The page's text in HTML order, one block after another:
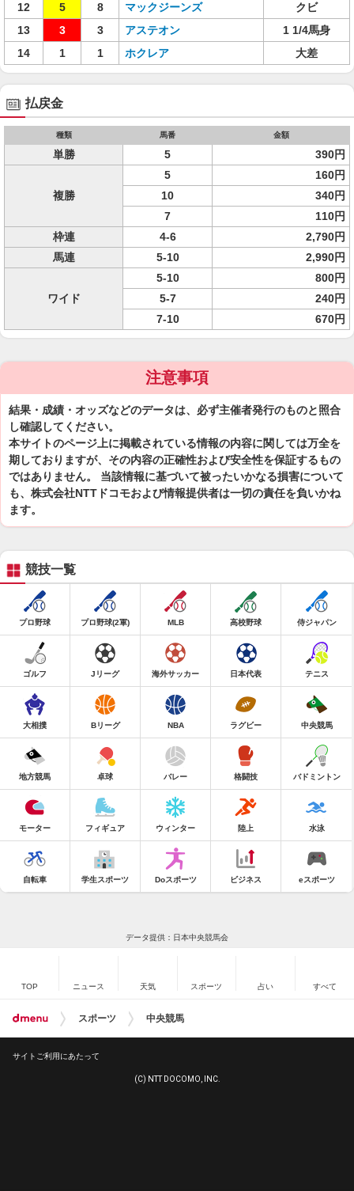
12
5 8 マックジーンズ
クビ
13
3 3 アステオン
1 1/4馬身
14
1 1 ホクレア 大差
払戻金
種類 馬番 金額
単勝 5 390円
複勝
5
160円
10
340円
7
110円
枠連
4-6
2,790円
馬連
5-10 2,990円
ワイド
5-10
800円
5-7
240円
7-10
670円
注意事項
結果・成績・オッズなどのデータは、必ず主催者発行のものと照合
し確認してください。
本サイトのページ上に掲載されている情報の内容に関しては万全を
期しておりますが、その内容の正確性および安全性を保証するもの
ではありません。 当該情報に基づいて被ったいかなる損害について
も、株式会社NTTドコモおよび情報提供者は一切の責任を負いかね
ます。
競技一覧
プロ野球 プロ野球(2軍) MLB 高校野球 侍ジャパン
ゴルフ Jリーグ 海外サッカー 日本代表 テニス
大相撲 Bリーグ NBA ラグビー 中央競馬
地方競馬 卓球 バレー 格闘技 バドミントン
モーター フィギュア ウィンター 陸上 水泳
自転車 学生スポーツ Doスポーツ ビジネス eスポーツ
データ提供：日本中央競馬会
TOP ニュース 天気 スポーツ 占い すべて
スポーツ 中央競馬
サイトご利用にあたって
(C) NTT DOCOMO, INC.